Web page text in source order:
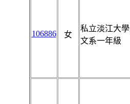
106886 女
私立淡江大
文系一年級